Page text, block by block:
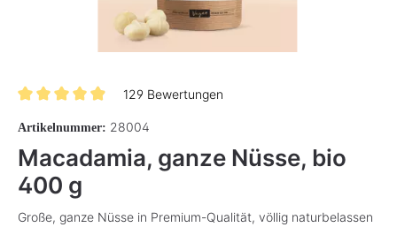
129 Bewertungen
Artikelnummer: 28004
Macadamia, ganze Nüsse, bio
400 g
Große, ganze Nüsse in Premium-Qualität, völlig naturbelassen